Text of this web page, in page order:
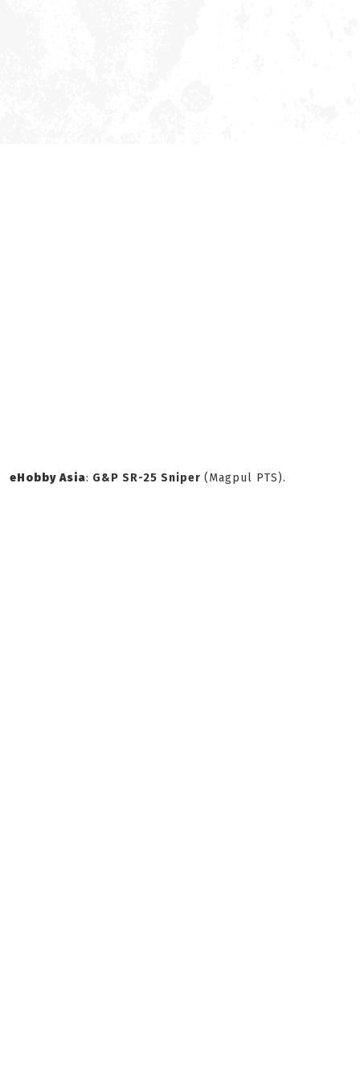
eHobby Asia: G&P SR-25 Sniper (Magpul PTS).